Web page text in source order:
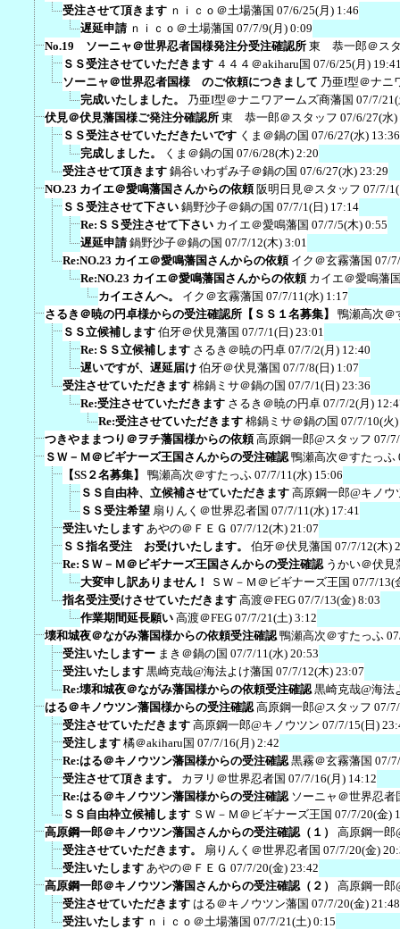
受注させて頂きます ｎｉｃｏ＠土場藩国 07/6/25(月) 1:46
遅延申請 ｎｉｃｏ＠土場藩国 07/7/9(月) 0:09
No.19 ソーニャ＠世界忍者国様発注分受注確認所 東 恭一郎＠ス
ＳＳ受注させていただきます ４４４＠akiharu国 07/6/25(月)
ソーニャ＠世界忍者国様 のご依頼につきまして 乃亜I型＠ナニ
完成いたしました。
乃亜I型＠ナニワアームズ商藩国 07/7/
伏見＠伏見藩国様ご発注分確認所 東 恭一郎＠スタッフ 07/6/27(水)
ＳＳ受注させていただきたいです くま＠鍋の国 07/6/27(水) 13:36
完成しました。
くま＠鍋の国 07/6/28(木) 2:20
受注させて頂きます 鍋谷いわずみ子＠鍋の国 07/6/27(水) 23:29
NO.23 カイエ＠愛鳴藩国さんからの依頼 阪明日見＠スタッフ 07/7/
ＳＳ受注させて下さい 鍋野沙子＠鍋の国 07/7/1(日) 17:14
Re:ＳＳ受注させて下さい カイエ＠愛鳴藩国 07/7/5(木) 0:55
遅延申請 鍋野沙子＠鍋の国 07/7/12(木) 3:01
Re:NO.23 カイエ＠愛鳴藩国さんからの依頼 イク＠玄霧藩国 07/
Re:NO.23 カイエ＠愛鳴藩国さんからの依頼 カイエ＠愛鳴藩
カイエさんへ。
イク＠玄霧藩国 07/7/11(水) 1:17
さるき＠暁の円卓様からの受注確認所【ＳＳ１名募集】
鴨瀬高次＠
ＳＳ立候補します 伯牙＠伏見藩国 07/7/1(日) 23:01
Re:ＳＳ立候補します さるき＠暁の円卓 07/7/2(月) 12:40
遅いですが、遅延届け 伯牙＠伏見藩国 07/7/8(日) 1:07
受注させていただきます 棉鍋ミサ＠鍋の国 07/7/1(日) 23:36
Re:受注させていただきます さるき＠暁の円卓 07/7/2(月)
Re:受注させていただきます 棉鍋ミサ＠鍋の国 07/7/10(火
つきやままつり＠ヲチ藩国様からの依頼 高原鋼一郎@スタッフ 07/
ＳＷ－Ｍ＠ビギナーズ王国さんからの受注確認 鴨瀬高次＠すたっふ
【SS２名募集】
鴨瀬高次＠すたっふ 07/7/11(水) 15:06
ＳＳ自由枠、立候補させていただきます 高原鋼一郎@キノウ
ＳＳ受注希望 扇りんく＠世界忍者国 07/7/11(水) 17:41
受注いたします あやの＠ＦＥＧ 07/7/12(木) 21:07
ＳＳ指名受注 お受けいたします。
伯牙＠伏見藩国 07/7/12(木)
Re:ＳＷ－Ｍ＠ビギナーズ王国さんからの受注確認 うかい＠伏見
大変申し訳ありません！
ＳＷ－Ｍ＠ビギナーズ王国 07/7/13(
指名受注受けさせていただきます 高渡＠FEG 07/7/13(金) 8:03
作業期間延長願い 高渡＠FEG 07/7/21(土) 3:12
壊和城夜＠ながみ藩国様からの依頼受注確認 鴨瀬高次＠すたっふ
受注いたしますー まき＠鍋の国 07/7/11(水) 20:53
受注いたします 黒崎克哉@海法よけ藩国 07/7/12(木) 23:07
Re:壊和城夜＠ながみ藩国様からの依頼受注確認 黒崎克哉@海法
はる＠キノウツン藩国様からの受注確認 高原鋼一郎@スタッフ 07/
受注させていただきます 高原鋼一郎@キノウツン 07/7/15(日)
受注します 橘＠akiharu国 07/7/16(月) 2:42
Re:はる＠キノウツン藩国様からの受注確認 黒霧＠玄霧藩国 07/
受注させて頂きます。
カヲリ＠世界忍者国 07/7/16(月) 14:12
Re:はる＠キノウツン藩国様からの受注確認 ソーニャ＠世界忍者
ＳＳ自由枠立候補します ＳＷ－Ｍ＠ビギナーズ王国 07/7/20(金)
高原鋼一郎＠キノウツン藩国さんからの受注確認（１）
高原鋼一郎
受注させていただきます。
扇りんく＠世界忍者国 07/7/20(金)
受注いたします あやの＠ＦＥＧ 07/7/20(金) 23:42
高原鋼一郎＠キノウツン藩国さんからの受注確認（２）
高原鋼一郎
受注させていただきます はる＠キノウツン藩国 07/7/20(金) 21:48
受注いたします ｎｉｃｏ＠土場藩国 07/7/21(土) 0:15